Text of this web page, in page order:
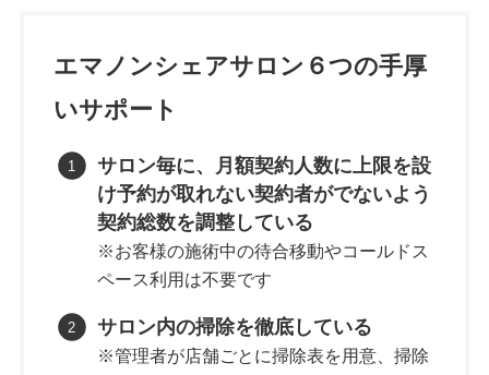
エマノンシェアサロン６つの手厚
いサポート
サロン毎に、月額契約人数に上限を設
け予約が取れない契約者がでないよう
契約総数を調整している
※お客様の施術中の待合移動やコールドス
ペース利用は不要です
サロン内の掃除を徹底している
※管理者が店舗ごとに掃除表を用意、掃除